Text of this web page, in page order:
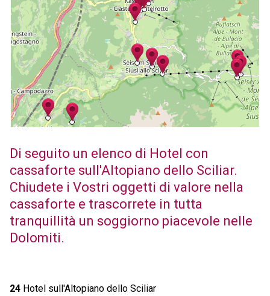
Di seguito un elenco di Hotel con
cassaforte sull'Altopiano dello Sciliar.
Chiudete i Vostri oggetti di valore nella
cassaforte e trascorrete in tutta
tranquillità un soggiorno piacevole nelle
Dolomiti.
24Hotel sull'Altopiano dello Sciliar